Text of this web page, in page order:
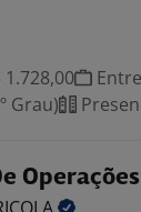
1.728,00
Grau)
Operações